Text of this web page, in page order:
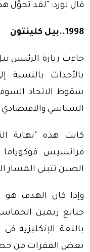
قال لورد: "لقد تحوّل
1998..بيل كلينتون
جاءت زيارة الرئيس
بالأحداث بالنسبة
سقوط الاتحاد
السياسي والاقتصادي -
كانت هذه "نهاية
فرانسيس فوكوياما.
الصين تتبنى المسار
وإذا كان الهدف هو
جيانغ زيمين
باللغة الإنكليزية
بعض الفقرات من